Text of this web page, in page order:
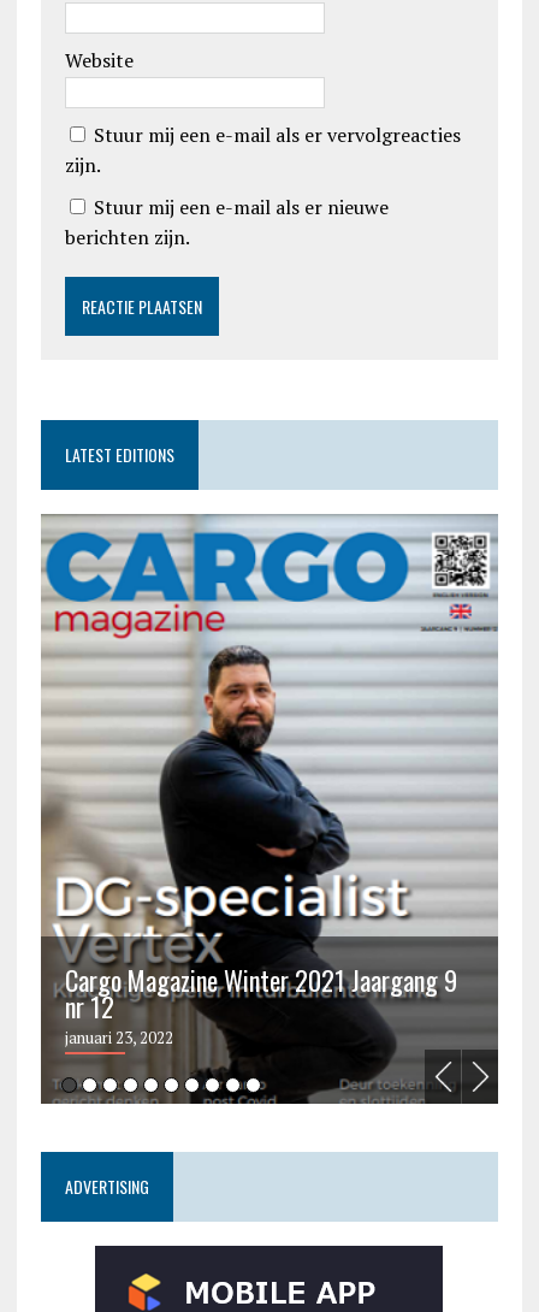
Website
Stuur mij een e-mail als er vervolgreacties
zijn.
Stuur mij een e-mail als er nieuwe
berichten zijn.
LATEST EDITIONS
Cargo Magazine Winter 2021 Jaargang 9
nr 12
januari 23, 2022
ADVERTISING